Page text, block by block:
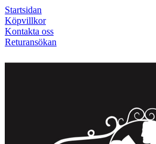
Startsidan
Köpvillkor
Kontakta oss
Returansökan